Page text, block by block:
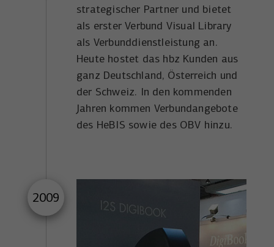
strategischer Partner und bietet
als erster Verbund Visual Library
als Verbunddienstleistung an.
Heute hostet das hbz Kunden aus
ganz Deutschland, Österreich und
der Schweiz. In den kommenden
Jahren kommen Verbundangebote
des HeBIS sowie des OBV hinzu.
2009